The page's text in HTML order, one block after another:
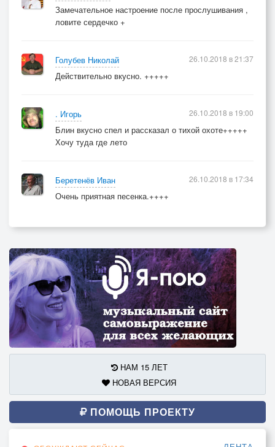
Замечательное настроение после прослушивания ,
ловите сердечко +
Голубев Николай
Действительно вкусно. +++++
26.10.2018 в 21:37
. Игорь
Блин вкусно спел и рассказал о тихой охоте+++++
Хочу туда где лето
26.10.2018 в 19:00
Беретенёв Иван
Очень приятная песенка.++++
26.10.2018 в 17:34
НАМ 15 ЛЕТ
НОВАЯ ВЕРСИЯ
ПОМОЩЬ ПРОЕКТУ